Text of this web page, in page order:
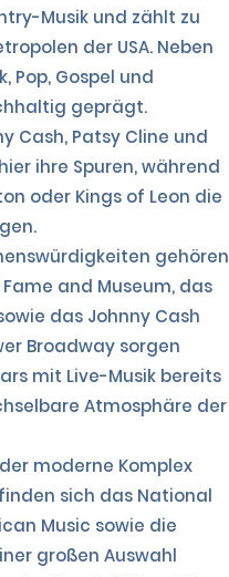
Musik und zählt zu
der USA. Neben
Pop, Gospel und
geprägt.
Cash, Patsy Cline und
ihre Spuren, während
oder Kings of Leon die
gehören
and Museum, das
das Johnny Cash
Broadway sorgen
mit Live-Musik bereits
Atmosphäre der
moderne Komplex
sich das National
Music sowie die
großen Auswahl